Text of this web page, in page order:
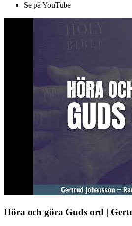
Se på YouTube
Höra och göra Guds ord |